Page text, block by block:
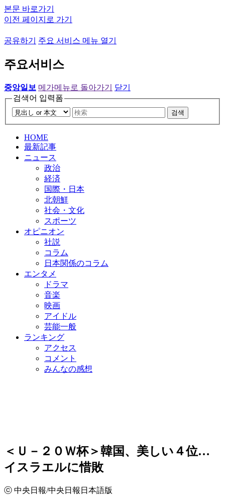
본문 바로가기
이전 페이지로 가기
공유하기 주요 서비스 메뉴 열기
주요서비스
중앙일보 메가메뉴로 돌아가기
닫기
검색어 입력폼
검색
HOME
最新記事
ニュース
政治
経済
国際・日本
北朝鮮
社会・文化
スポーツ
オピニオン
社説
コラム
日本関係のコラム
エンタメ
ドラマ
音楽
映画
アイドル
芸能一般
ランキング
アクセス
コメント
みんなの感想
＜Ｕ－２０Ｗ杯＞韓国、美しい４位…
イスラエルに惜敗
ⓒ 中央日報/中央日報日本語版